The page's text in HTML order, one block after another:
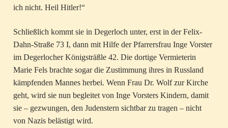
ich nicht. Heil Hitler!“
Schließlich kommt sie in Degerloch unter, erst in der Felix-
Dahn-Straße 73 I, dann mit Hilfe der Pfarrersfrau Inge Vorster
im Degerlocher Königsträßle 42. Die dortige Vermieterin
Marie Fels brachte sogar die Zustimmung ihres in Russland
kämpfenden Mannes herbei. Wenn Frau Dr. Wolf zur Kirche
geht, wird sie nun begleitet von Inge Vorsters Kindern, damit
sie – gezwungen, den Judenstern sichtbar zu tragen – nicht
von Nazis belästigt wird.